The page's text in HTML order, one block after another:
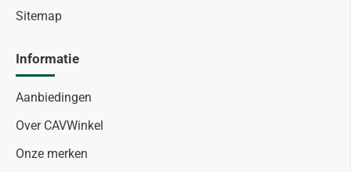
Sitemap
Informatie
Aanbiedingen
Over CAVWinkel
Onze merken